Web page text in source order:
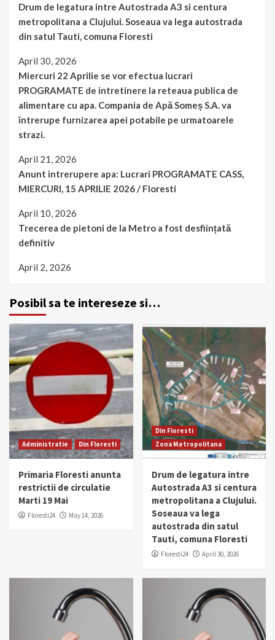
Drum de legatura intre Autostrada A3 si centura
metropolitana a Clujului. Soseaua va lega autostrada
din satul Tauti, comuna Floresti
April 30, 2026
Miercuri 22 Aprilie se vor efectua lucrari
PROGRAMATE de intretinere la reteaua publica de
alimentare cu apa. Compania de Apă Someș S.A. va
întrerupe furnizarea apei potabile pe urmatoarele
strazi.
April 21, 2026
Anunt intrerupere apa: Lucrari PROGRAMATE CASS,
MIERCURI, 15 APRILIE 2026 / Floresti
April 10, 2026
Trecerea de pietoni de la Metro a fost desființată
definitiv
April 2, 2026
Posibil sa te intereseze si…
Administratie Din Floresti
Primaria Floresti anunta
restrictii de circulatie
Marti 19 Mai
Floresti24 May 14, 2026
Din Floresti
Zona Metropolitana
Drum de legatura intre
Autostrada A3 si centura
metropolitana a Clujului.
Soseaua va lega
autostrada din satul
Tauti, comuna Floresti
Floresti24 April 30, 2026